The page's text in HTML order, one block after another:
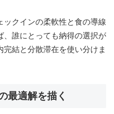
クインの柔軟性と食の導線
、誰にとっても納得の選択が
結と分散滞在を使い分けま
最適解を描く